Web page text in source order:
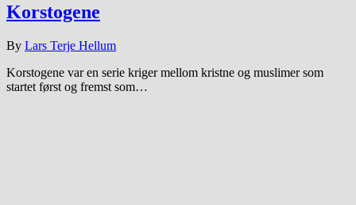
Korstogene
By Lars Terje Hellum
Korstogene var en serie kriger mellom kristne og muslimer som
startet først og fremst som…